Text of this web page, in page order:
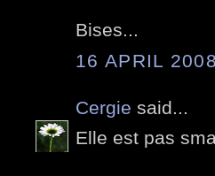
Bises...
16 APRIL
Cergie said...
Elle est pas